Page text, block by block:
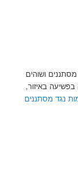
ושוהים
באיזור,
נגד מסתננים